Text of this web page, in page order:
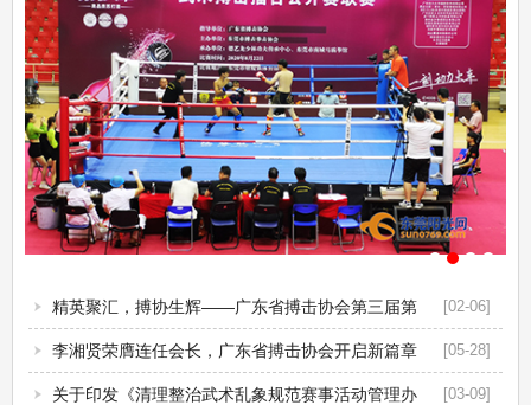
[02-06]
精英聚汇，搏协生辉——广东省搏击协会第三届第
三次会员... [05-28]
李湘贤荣膺连任会长，广东省搏击协会开启新篇章
[03-09]
关于印发《清理整治武术乱象规范赛事活动管理办